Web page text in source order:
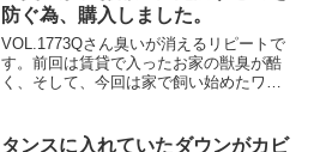
防ぐ為、購入しました。
VOL.1773Qさん臭いが消えるリピートで
す。前回は賃貸で入ったお家の獣臭が酷
く、そして、今回は家で飼い始めたワン
ます。コーヒーフィルターに入れて、犬
タンスに入れていたダウンがカビ